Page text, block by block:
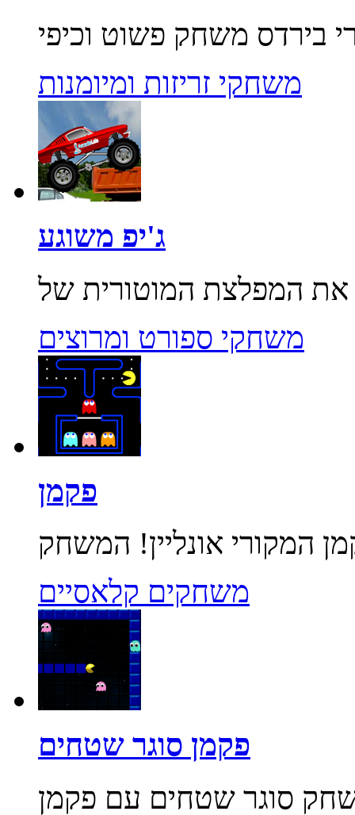
משחקי זריזות ומיומנות
ג'יפ משוגע
משחקי ספורט ומרוצים
פקמן
משחקים קלאסיים
פקמן סוגר שטחים